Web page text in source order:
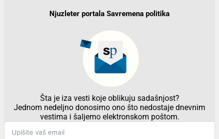
Njuzleter portala Savremena politika
Šta je iza vesti koje oblikuju sadašnjost?
Jednom nedeljno donosimo ono što nedostaje dnevnim
vestima i šaljemo elektronskom poštom.